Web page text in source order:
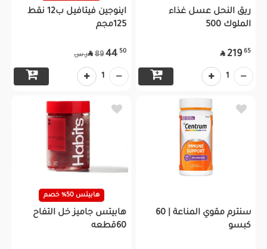
ريق النحل عسل غذاء
الملوك 500
65
219

1
اينوجين فيتافيل ب12 نقط
125مجم
50
44
 89 ر.س
1
سنترم مقوي المناعة | 60
كبسو
هابيتس 50% خصم
هابيتس جاميز خل التفاح
60قطعه